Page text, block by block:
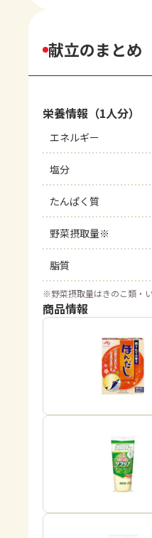
献立のまとめ
栄養情報（1人分）
エネルギー
塩分
たんぱく質
野菜摂取量※
脂質
※野菜摂取量はきのこ類・
商品情報
「ほん
商品
「ピュ
商品